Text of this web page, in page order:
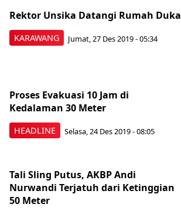
KARAWANG
Rektor Unsika Datangi Rumah Duka
Jumat, 27 Des 2019 - 05:34
HEADLINE
Proses Evakuasi 10 Jam di
Kedalaman 30 Meter
Selasa, 24 Des 2019 - 08:05
Tali Sling Putus, AKBP Andi
Nurwandi Terjatuh dari Ketinggian
50 Meter